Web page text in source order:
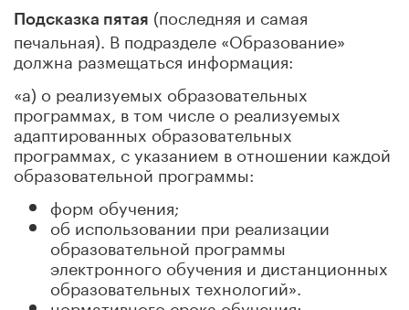
Подсказка пятая (последняя и самая
печальная). В подразделе «Образование»
должна размещаться информация:
«а) о реализуемых образовательных
программах, в том числе о реализуемых
адаптированных образовательных
программах, с указанием в отношении каждой
образовательной программы:
форм обучения;
об использовании при реализации
образовательной программы
электронного обучения и дистанционных
образовательных технологий».